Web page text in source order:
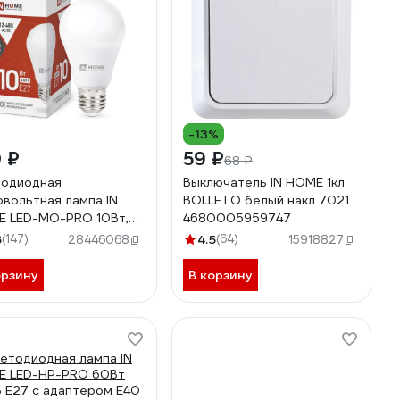
₽
лампа IN
LED-MO-PRO 10Вт,
Е27, 4000К, 900Лм
(147) 28446068
-13%
59 ₽68 ₽
Выключатель IN HOME 1кл
BOLLETO белый накл 7021
4680005959747
4.5(64) 15918827
В корзину